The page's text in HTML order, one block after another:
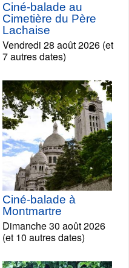
Ciné-balade au
Cimetière du Père
Lachaise
Vendredi 28 août 2026 (et
7 autres dates)
Ciné-balade à
Montmartre
Dimanche 30 août 2026
(et 10 autres dates)